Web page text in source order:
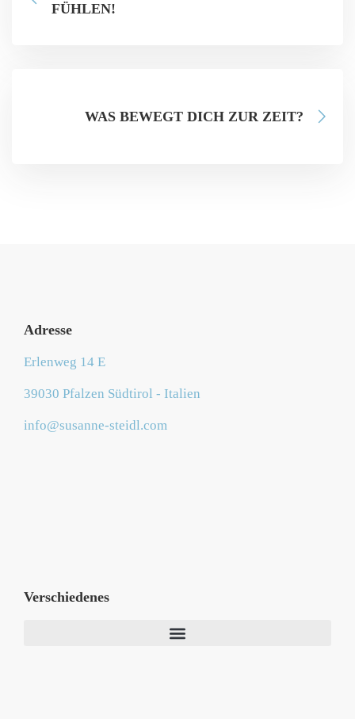
FÜHLEN!
WAS BEWEGT DICH ZUR ZEIT?
Adresse
Erlenweg 14 E
39030 Pfalzen Südtirol - Italien
info@susanne-steidl.com
Verschiedenes